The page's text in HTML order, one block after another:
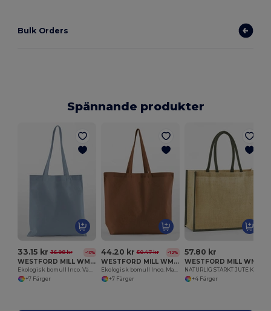
Bulk Orders
Spännande produkter
33.15 kr 36.98 kr -10%
WESTFORD MILL WM161
Ekologisk bomull Inco. Väska för livet
+7 Färger
44.20 kr 50.47 kr -12%
WESTFORD MILL WM165
Ekologisk bomull Inco. Maxi väska för liv
+7 Färger
57.80 kr
+4 Färger